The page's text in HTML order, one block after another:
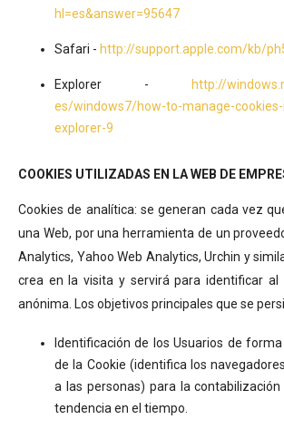
hl=es&answer=95647
Safari - http://support.apple.com/kb/
Explorer -
http://
es/windows7/how-to-manage-
explorer-9
COOKIES UTILIZADAS EN LA WEB DE
Cookies de analítica: se generan cada vez
una Web, por una herramienta de un
Analytics, Yahoo Web Analytics, Urchin y
crea en la visita y servirá para identificar al
anónima. Los objetivos principales que se
Identificación de los Usuarios de
de la Cookie (identifica los
a las personas) para la
tendencia en el tiempo.